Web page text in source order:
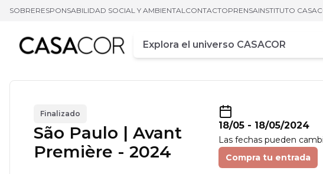
SOBRERESPONSABILIDAD SOCIAL Y AMBIENTALCONTACTOPRENSAINSTITUTO
Campo de busca
Ingrese al menos tres caracteres
Finalizado
São Paulo | Avant
Première - 2024
18/05- 18/05/2024
Las fechas pueden
Compra tu entrada